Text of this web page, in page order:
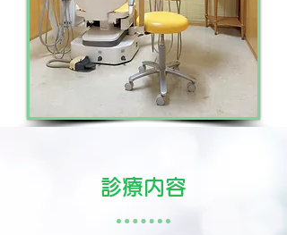
​診療内容